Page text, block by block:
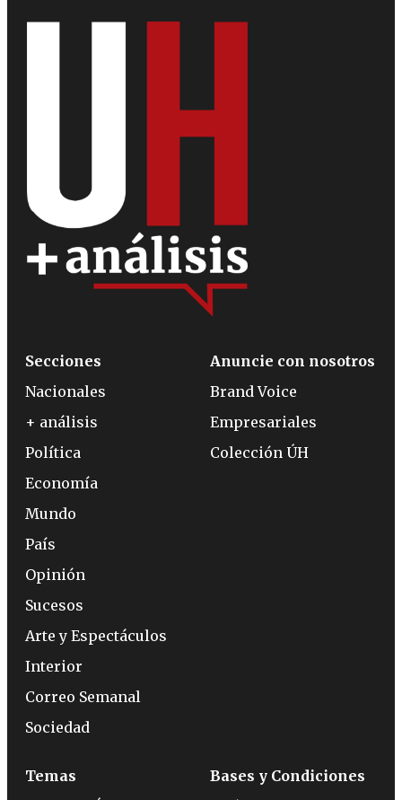
Secciones
Nacionales
+ análisis
Política
Economía
Mundo
País
Opinión
Sucesos
Arte y Espectáculos
Interior
Correo Semanal
Sociedad
Anuncie con nosotros
Brand Voice
Empresariales
Colección ÚH
Temas
Bases y Condiciones